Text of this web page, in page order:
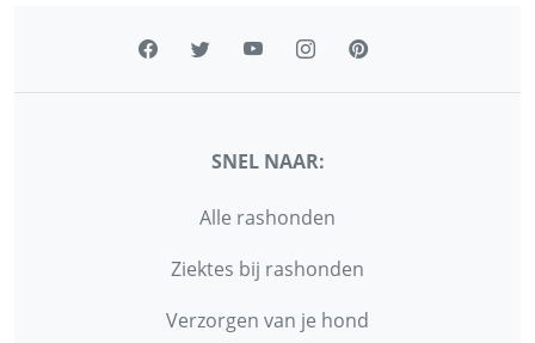
SNEL NAAR:
Alle rashonden
Ziektes bij rashonden
Verzorgen van je hond